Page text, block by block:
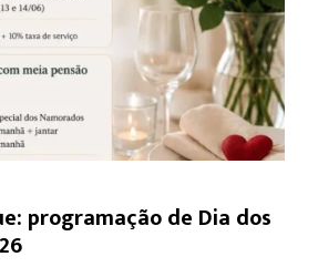
programação de Dia dos